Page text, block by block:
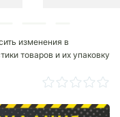
изменения в
товаров и их упаковку